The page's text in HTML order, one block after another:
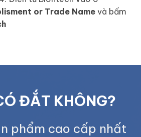
or Trade Namevà bấm
ĐẮT KHÔNG?
phẩm cao cấp nhất